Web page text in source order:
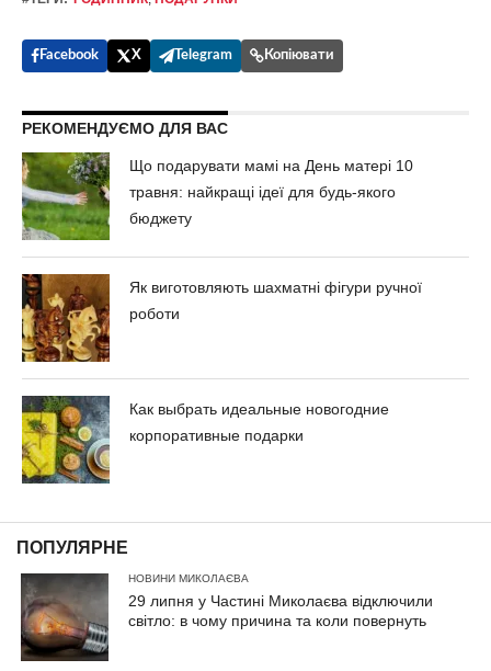
Facebook X Telegram Копіювати
РЕКОМЕНДУЄМО ДЛЯ ВАС
Що подарувати мамі на День матері 10
травня: найкращі ідеї для будь-якого
бюджету
Як виготовляють шахматні фігури ручної
роботи
Как выбрать идеальные новогодние
корпоративные подарки
ПОПУЛЯРНЕ
НОВИНИ МИКОЛАЄВА
29 липня у Частині Миколаєва відключили
світло: в чому причина та коли повернуть